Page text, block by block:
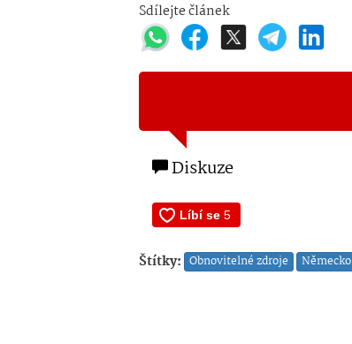
Sdílejte článek
Diskuze
Štítky: Obnovitelné zdroje Německo